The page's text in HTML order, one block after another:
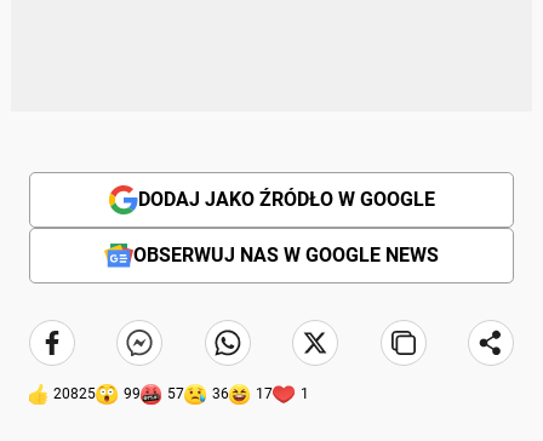
DODAJ JAKO ŹRÓDŁO W GOOGLE
OBSERWUJ NAS W GOOGLE NEWS
20825 99 57 36 17 1